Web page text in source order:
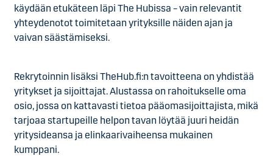
käydään etukäteen läpi The Hubissa – vain relevantit
yhteydenotot toimitetaan yrityksille näiden ajan ja
vaivan säästämiseksi.
Rekrytoinnin lisäksi TheHub.fi:n tavoitteena on yhdistää
yritykset ja sijoittajat. Alustassa on rahoitukselle oma
osio, jossa on kattavasti tietoa pääomasijoittajista, mikä
tarjoaa startupeille helpon tavan löytää juuri heidän
yritysideansa ja elinkaarivaiheensa mukainen
kumppani.